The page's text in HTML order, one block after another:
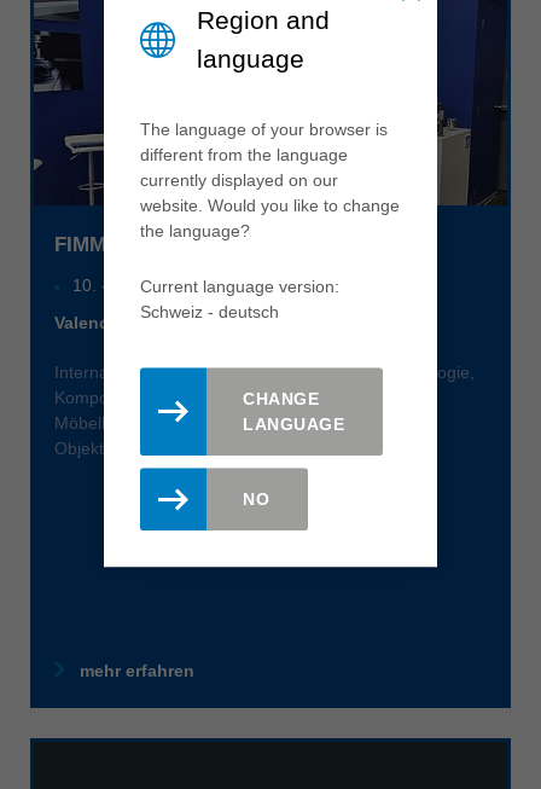
FIMMA + MADERALIA
10 . - 13.11.2026
MESSEN
Valencia, Spanien
Internationale Fachmesse für Materialien, Technologie,
Komponenten, Maschinen und Werkzeuge für
Möbelbau, Schreinerei, Innenausbau und
Objekteinrichtung
mehr erfahren
Region and
language
The language of your browser is
different from the language
currently displayed on our
website. Would you like to change
the language?
Current language version:
Schweiz - deutsch
CHANGE
LANGUAGE
NO